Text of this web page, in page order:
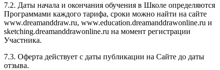
7.2. Даты начала и окончания обучения в Школе определяются
Программами каждого тарифа, сроки можно найти на сайте
www.dreamanddraw.ru, www.education.dreamanddrawonline.ru и
sketching.dreamanddrawonline.ru на момент регистрации
Участника.
7.3. Оферта действует с даты публикации на Сайте до даты
отзыва.